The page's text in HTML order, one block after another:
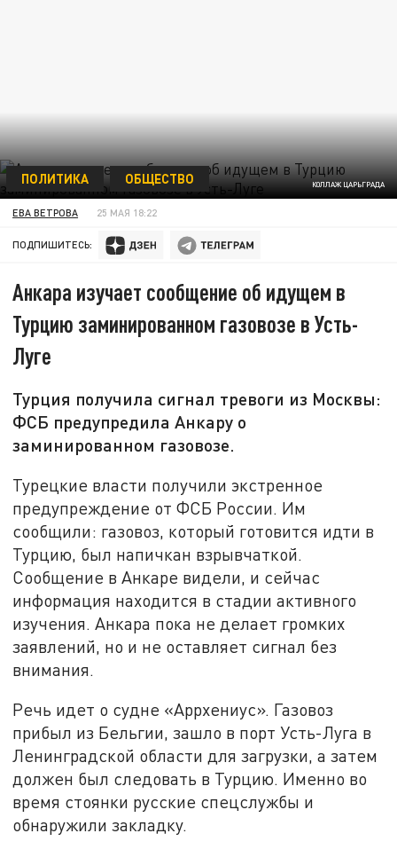
КОЛЛАЖ ЦАРЬГРАДА
ПОЛИТИКА ОБЩЕСТВО
ЕВА ВЕТРОВА 25 МАЯ 18:22
ПОДПИШИТЕСЬ:
Анкара изучает сообщение об идущем в
Турцию заминированном газовозе в Усть-
Луге
Турция получила сигнал тревоги из Москвы:
ФСБ предупредила Анкару о
заминированном газовозе.
Турецкие власти получили экстренное
предупреждение от ФСБ России. Им
сообщили: газовоз, который готовится идти в
Турцию, был напичкан взрывчаткой.
Сообщение в Анкаре видели, и сейчас
информация находится в стадии активного
изучения. Анкара пока не делает громких
заявлений, но и не оставляет сигнал без
внимания.
Речь идет о судне «Аррхениус». Газовоз
прибыл из Бельгии, зашло в порт Усть-Луга в
Ленинградской области для загрузки, а затем
должен был следовать в Турцию. Именно во
время стоянки русские спецслужбы и
обнаружили закладку.